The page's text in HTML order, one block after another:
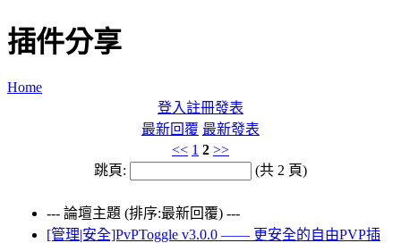
插件分享
Home
登入註冊發表
最新回覆 最新發表
<< 1 2 >>
跳頁:
(共 2 頁)
--- 論壇主題 (排序:最新回覆) ---
[管理|安全]PvPToggle v3.0.0 —— 更安全的自由PVP插